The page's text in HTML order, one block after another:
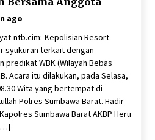
ago
ntb.cim:-Kepolisian Resort
syukuran terkait dengan
predikat WBK (Wilayah Bebas
Acara itu dilakukan, pada Selasa,
Wita yang bertempat di
Polres Sumbawa Barat. Hadir
Sumbawa Barat AKBP Heru